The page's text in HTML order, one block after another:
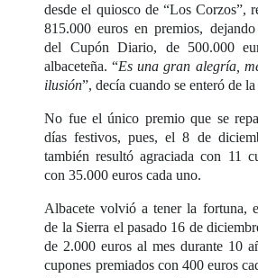
desde el quiosco de “Los Corzos”,
815.000 euros en premios,
del Cupón Diario, de 500.000
albaceteña. “Es una gran alegría,
ilusión”, decía cuando se enteró de
No fue el único premio que se
días festivos, pues, el 8 de
también resultó agraciada con 11
con 35.000 euros cada uno.
Albacete volvió a tener la fortuna,
de la Sierra el pasado 16 de
de 2.000 euros al mes durante 10
cupones premiados con 400 euros